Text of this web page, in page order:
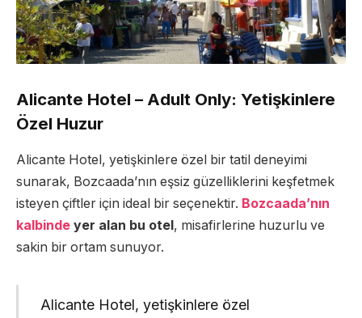
Alicante Hotel – Adult Only: Yetişkinlere
Özel Huzur
Alicante Hotel, yetişkinlere özel bir tatil deneyimi
sunarak, Bozcaada’nın eşsiz güzelliklerini keşfetmek
isteyen çiftler için ideal bir seçenektir. Bozcaada’nın
kalbinde yer alan bu otel, misafirlerine huzurlu ve
sakin bir ortam sunuyor.
Alicante Hotel, yetişkinlere özel